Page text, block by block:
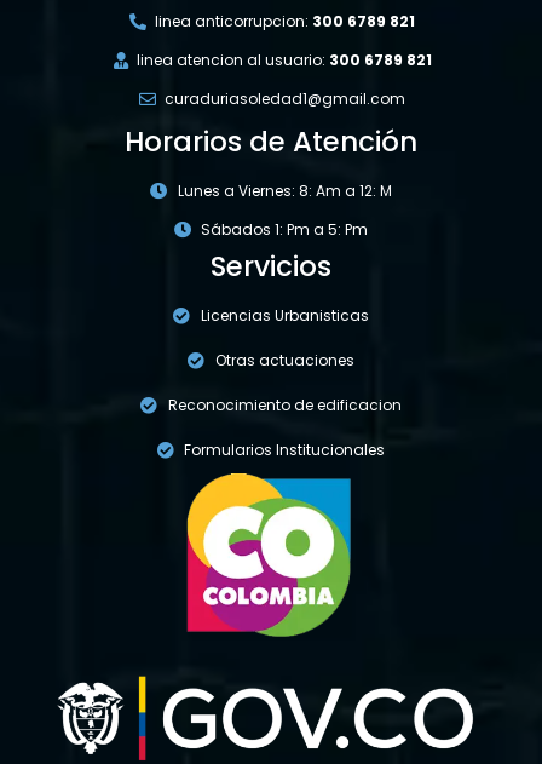
linea anticorrupcion: 300 6789 821
linea atencion al usuario: 300 6789 821
curaduriasoledad1@gmail.com
Horarios de Atención
Lunes a Viernes: 8: Am a 12: M
Sábados 1: Pm a 5: Pm
Servicios
Licencias Urbanisticas
Otras actuaciones
Reconocimiento de edificacion
Formularios Institucionales